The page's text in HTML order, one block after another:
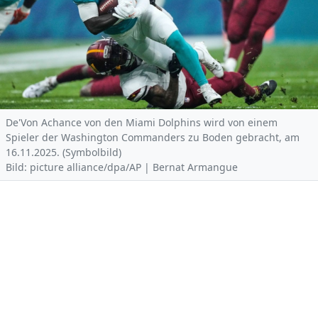
De'Von Achance von den Miami Dolphins wird von einem
Spieler der Washington Commanders zu Boden gebracht, am
16.11.2025. (Symbolbild)
Bild: picture alliance/dpa/AP | Bernat Armangue